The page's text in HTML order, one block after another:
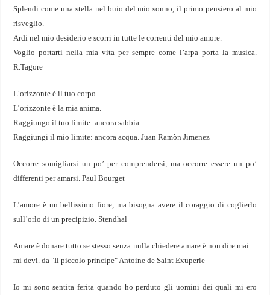
Splendi come una stella nel buio del mio sonno, il primo pensiero al mio
risveglio.
Ardi nel mio desiderio e scorri in tutte le correnti del mio amore.
Voglio portarti nella mia vita per sempre come l’arpa porta la musica.
R.Tagore
L’orizzonte è il tuo corpo.
L’orizzonte è la mia anima.
Raggiungo il tuo limite: ancora sabbia.
Raggiungi il mio limite: ancora acqua. Juan Ramòn Jimenez
Occorre somigliarsi un po’ per comprendersi, ma occorre essere un po’
differenti per amarsi. Paul Bourget
L’amore è un bellissimo fiore, ma bisogna avere il coraggio di coglierlo
sull’orlo di un precipizio. Stendhal
Amare è donare tutto se stesso senza nulla chiedere amare è non dire mai…
mi devi. da "Il piccolo principe" Antoine de Saint Exuperie
Io mi sono sentita ferita quando ho perduto gli uomini dei quali mi ero